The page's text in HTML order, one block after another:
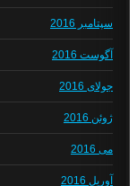
سپتامبر 2016
آگوست 2016
جولای 2016
ژوئن 2016
می 2016
آوریل 2016